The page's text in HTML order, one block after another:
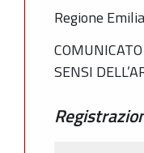
Regione
SENSI